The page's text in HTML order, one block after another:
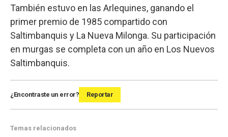
También estuvo en las Arlequines, ganando el
primer premio de 1985 compartido con
Saltimbanquis y La Nueva Milonga. Su participación
en murgas se completa con un año en Los Nuevos
Saltimbanquis.
¿Encontraste un error? Reportar
Temas relacionados